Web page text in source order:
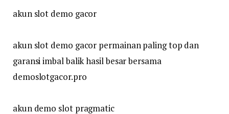
akun slot demo gacor
akun slot demo gacor permainan paling top dan
garansi imbal balik hasil besar bersama
demoslotgacor.pro
akun demo slot pragmatic